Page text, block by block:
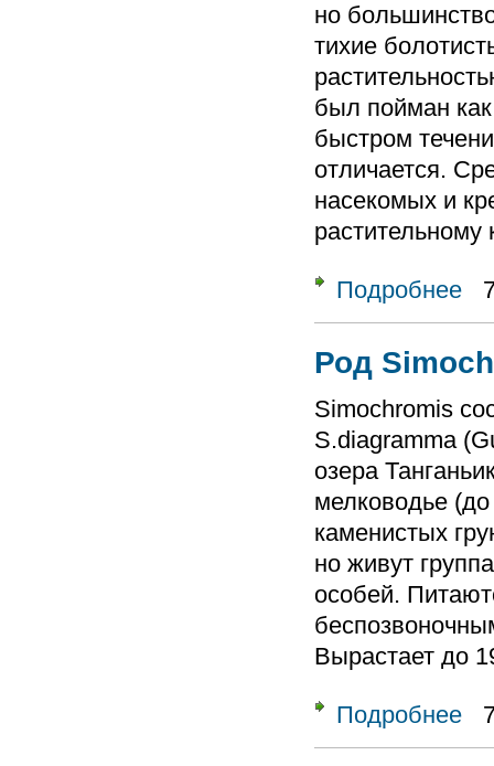
но
тихие
был пойман
быстром
отличается.
насекомых и
растительному
Подробнеео
Род
Simochromis
S.diagramma
озера
мелководье
каменистых
но живут
особей.
Вырастает до
Подробнее о